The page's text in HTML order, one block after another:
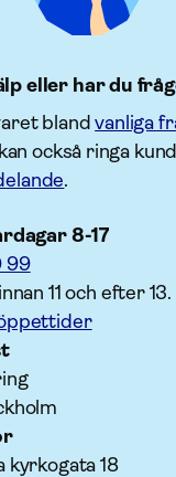
eller har du
blandvanliga
också ringa
.
8-17
99
11 och efter 13.
kyrkogata 18